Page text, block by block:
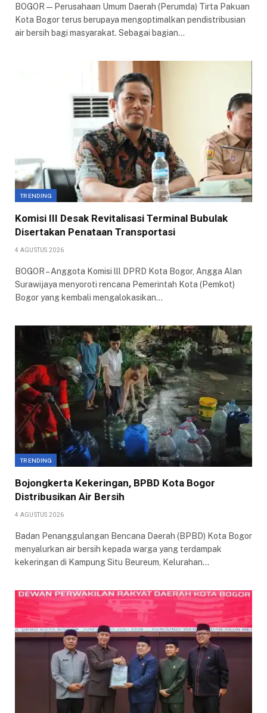
BOGOR — Perusahaan Umum Daerah (Perumda) Tirta Pakuan
Kota Bogor terus berupaya mengoptimalkan pendistribusian
air bersih bagi masyarakat. Sebagai bagian…
TRENDING
Komisi III Desak Revitalisasi Terminal Bubulak
Disertakan Penataan Transportasi
4 AGUSTUS 2026
BOGOR – Anggota Komisi lll DPRD Kota Bogor, Angga Alan
Surawijaya menyoroti rencana Pemerintah Kota (Pemkot)
Bogor yang kembali mengalokasikan…
TRENDING
Bojongkerta Kekeringan, BPBD Kota Bogor
Distribusikan Air Bersih
4 AGUSTUS 2026
Badan Penanggulangan Bencana Daerah (BPBD) Kota Bogor
menyalurkan air bersih kepada warga yang terdampak
kekeringan di Kampung Situ Beureum, Kelurahan…